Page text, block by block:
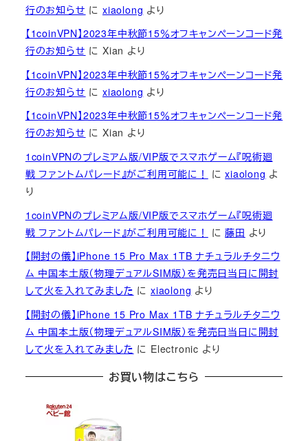
行のお知らせ にxiaolong より
【1coinVPN】2023年中秋節15％オフキャンペーンコード発
行のお知らせ にXian より
【1coinVPN】2023年中秋節15％オフキャンペーンコード発
行のお知らせ にxiaolong より
【1coinVPN】2023年中秋節15％オフキャンペーンコード発
行のお知らせ にXian より
1coinVPNのプレミアム版/VIP版でスマホゲーム『呪術廻
戦 ファントムパレード』がご利用可能に！
にxiaolong よ
り
1coinVPNのプレミアム版/VIP版でスマホゲーム『呪術廻
戦 ファントムパレード』がご利用可能に！
に藤田 より
【開封の儀】iPhone 15 Pro Max 1TB ナチュラルチタニウ
ム 中国本土版（物理デュアルSIM版）を発売日当日に開封
して火を入れてみました にxiaolong より
【開封の儀】iPhone 15 Pro Max 1TB ナチュラルチタニウ
ム 中国本土版（物理デュアルSIM版）を発売日当日に開封
して火を入れてみました に Electronic より
お買い物はこちら